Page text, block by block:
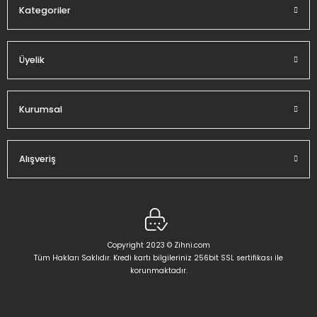
Kategoriler
Üyelik
Kurumsal
Alışveriş
Copyright 2023 © Zihni.com
Tüm Hakları Saklıdır. Kredi kartı bilgileriniz 256bit SSL sertifikası ile
korunmaktadır.